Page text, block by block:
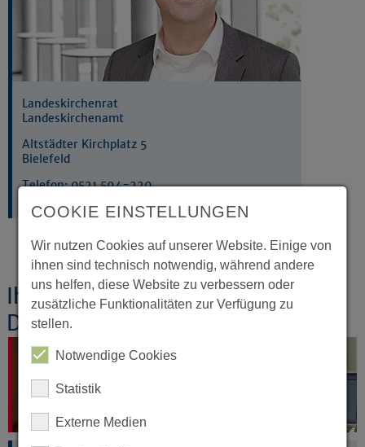
Landeskirchenrat
Landeskirchenamt
Altstädter Kirchplatz 5
Bielefeld
Telefon:0521 594-220
Ihre Ansprechpersonen im
Dezernat 31
COOKIE EINSTELLUNGEN
Wir nutzen Cookies auf unserer Website. Einige von
ihnen sind technisch notwendig, während andere
uns helfen, diese Website zu verbessern oder
zusätzliche Funktionalitäten zur Verfügung zu
stellen.
Notwendige Cookies
Statistik
Externe Medien